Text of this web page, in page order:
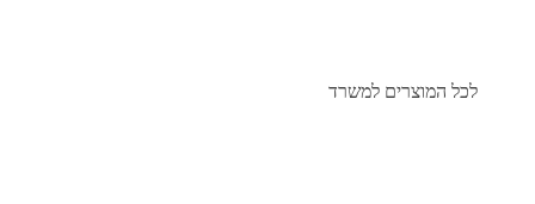
לכל המוצרים למשרד